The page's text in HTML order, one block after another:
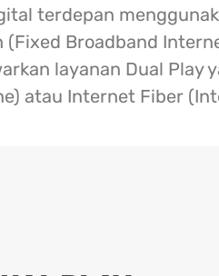
terdepan
Broadband
layanan Dual
atau Internet Fiber